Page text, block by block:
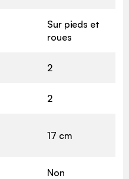
Sur pieds et
roues
2
2
17 cm
Non